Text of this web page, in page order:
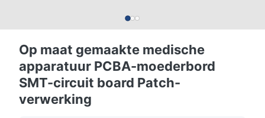
Op maat gemaakte medische
apparatuur PCBA-moederbord
SMT-circuit board Patch-
verwerking